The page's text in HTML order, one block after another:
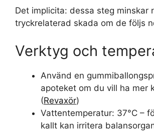
Det implicita: dessa steg minskar
tryckrelaterad skada om de följs
Verktyg och
Använd en
apoteket om du vill ha mer
(Revaxör)
Vattentemperatur: 37°C –
kallt kan irritera